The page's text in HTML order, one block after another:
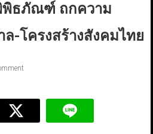
พิธภัณฑ์ ถกความ
-โครงสร้างสังคมไทย